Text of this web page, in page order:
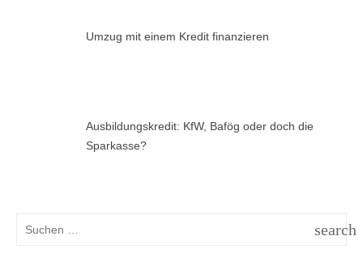
Umzug mit einem Kredit finanzieren
Ausbildungskredit: KfW, Bafög oder doch die
Sparkasse?
search